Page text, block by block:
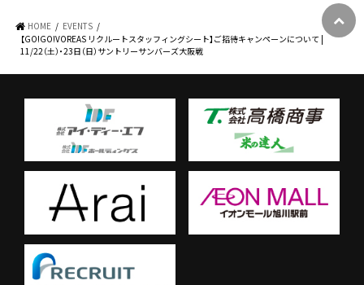
HOME
EVENTS
【GO!GO!VOREAS リクルートスタッフィングシート】ご招待キャンペーンについて |
11/22（土）・23日（日）サントリーサンバーズ大阪戦